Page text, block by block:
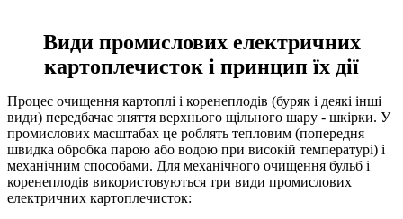
Види промислових електричних
картоплечисток і принцип їх дії
Процес очищення картоплі і коренеплодів (буряк і деякі інші
види) передбачає зняття верхнього щільного шару - шкірки. У
промислових масштабах це роблять тепловим (попередня
швидка обробка парою або водою при високій температурі) і
механічним способами. Для механічного очищення бульб і
коренеплодів використовуються три види промислових
електричних картоплечисток: